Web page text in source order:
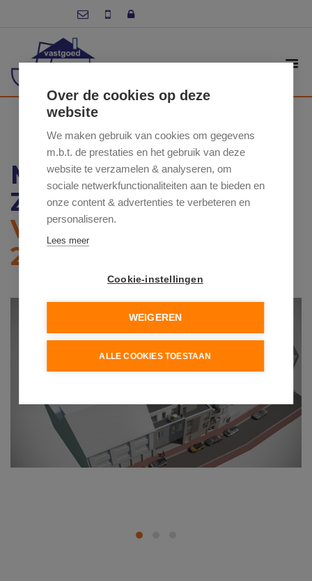
MEIRE 9 , 9620
ZOTTEGEM
VRAAGPRIJS: €
28 500
Over de cookies op deze
website
We maken gebruik van cookies om gegevens
m.b.t. de prestaties en het gebruik van deze
website te verzamelen & analyseren, om
sociale netwerkfunctionaliteiten aan te bieden en
onze content & advertenties te verbeteren en
personaliseren.
Lees meer
Cookie-instellingen
WEIGEREN
ALLE COOKIES TOESTAAN